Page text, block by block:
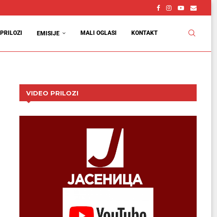
PRILOZI EMISIJE MALI OGLASI KONTAKT
VIDEO PRILOZI